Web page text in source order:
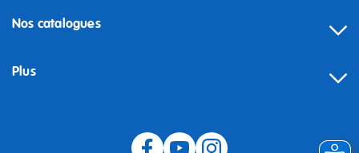
Nos catalogues
Plus